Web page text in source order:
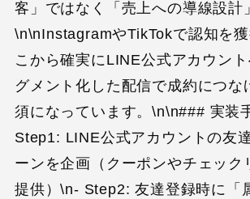
客」ではなく「売上への導線設計
\n\nInstagramやTikTokで認知を
こから確実にLINE公式アカウン
グメント化した配信で成約につな
須になっています。\n\n### 実装
Step1: LINE公式アカウントの友
ーンを企画（クーポンやチェック
提供）\n- Step2: 友達登録時に「